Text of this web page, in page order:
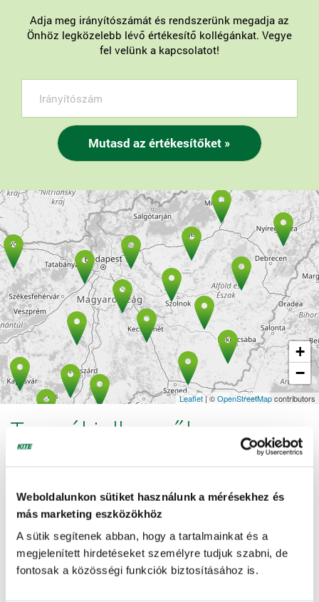
Weboldalunkon sütiket használunk a mérésekhez és
más marketing eszközökhöz
A sütik segítenek abban, hogy a tartalmainkat és a
megjelenített hirdetéseket személyre tudjuk szabni, de
fontosak a közösségi funkciók biztosításához is.
Adja meg irányítószámát és rendszerünk megadja az
Önhöz legközelebb lévő értékesítő kollégánkat. Vegye
fel velünk a kapcsolatot!
+
−
Leaflet | ©OpenStreetMapcontributors
Termékjellemzők
Kalciumtartalom (CaO) (%)
15 %
Bórtartalom (%)